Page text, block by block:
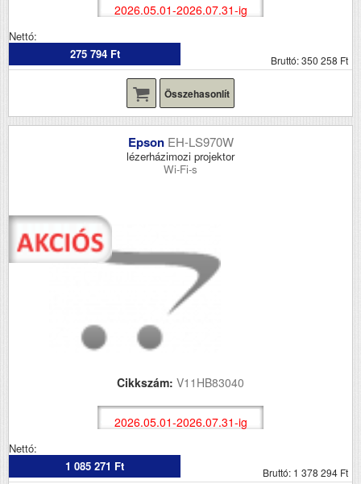
2026.05.01-2026.07.31-ig
Nettó:
275 794 Ft
Bruttó: 350 258 Ft
Összehasonlít
Epson EH-LS970W
lézerházimozi projektor
Wi-Fi-s
Cikkszám: V11HB83040
2026.05.01-2026.07.31-ig
Nettó:
1 085 271 Ft
Bruttó: 1 378 294 Ft